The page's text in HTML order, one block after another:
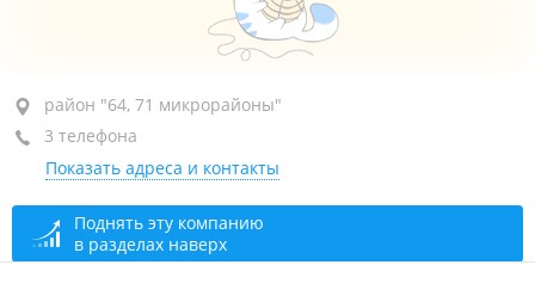
район "64, 71 микрорайоны", ул. Адмирала
Кузнецова, 74
+7 904 627-39-79
+7 950 287-40-66
+7 914 732-00-48
район "64, 71 микрорайоны"
3 телефона
Показать адреса и контакты
Поднять эту компанию
в разделах наверх